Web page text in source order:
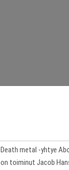
Death metal -yhtye
on toiminut Jacob